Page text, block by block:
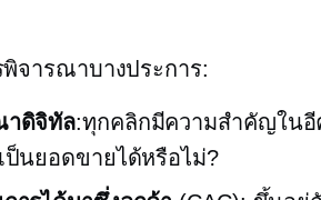
จารณาบางประการ:
ดิจิทัล:ทุกคลิกมีความสำคัญใน
ป็นยอดขายได้หรือไม่?